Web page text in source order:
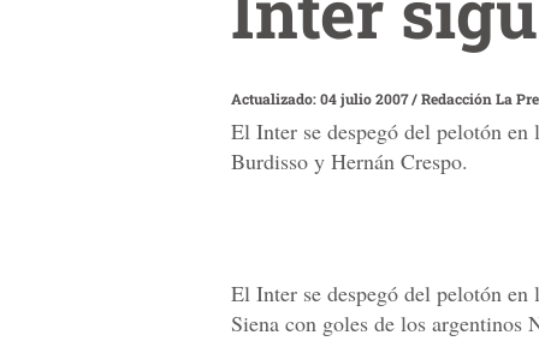
Actualizado: 04 julio 2007/Redacción La
El Inter se despegó del pelotón
Burdisso y Hernán Crespo.
El Inter se despegó del pelotón
Siena con goles de los argentinos